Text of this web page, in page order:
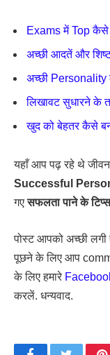
Exams में Top
अच्छी आदतें और
अच्छी Personality
लिखावट सुधारने के
खुद को बेहतर कैसे
यहाँ आप पढ़ रहे थे
Successful
गएसफलता पाने के टिप्स
पोस्ट आपको अच्छी
पूछने के लिए आप
के लिए हमारे
करलें. धन्यवाद.